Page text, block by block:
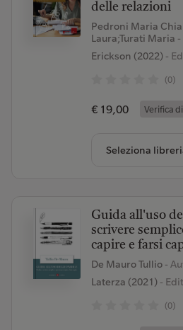
delle relazioni
Pedroni Maria
Laura;Turati Maria
Erickson (2022)-
(0)
€ 19,00 Verifica
Seleziona
Guida all'uso
scrivere
capire e farsi
De Mauro Tullio -
Laterza (2021)-
(0)